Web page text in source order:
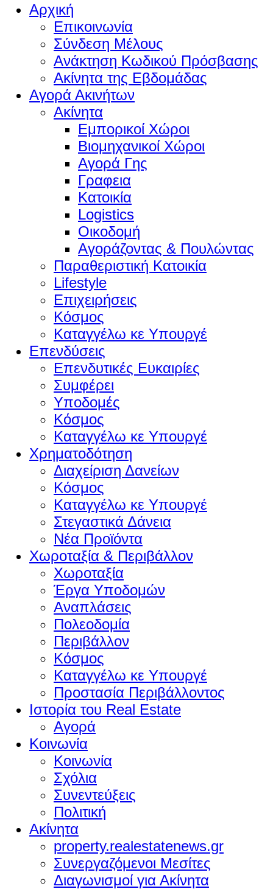
Αρχική
Επικοινωνία
Σύνδεση Μέλους
Ανάκτηση Κωδικού Πρόσβασης
Ακίνητα της Εβδομάδας
Αγορά Ακινήτων
Ακίνητα
Εμπορικοί Χώροι
Βιομηχανικοί Χώροι
Αγορά Γης
Γραφεια
Κατοικία
Logistics
Οικοδομή
Αγοράζοντας & Πουλώντας
Παραθεριστική Κατοικία
Lifestyle
Επιχειρήσεις
Κόσμος
Καταγγέλω κε Υπουργέ
Επενδύσεις
Επενδυτικές Ευκαιρίες
Συμφέρει
Υποδομές
Κόσμος
Καταγγέλω κε Υπουργέ
Χρηματοδότηση
Διαχείριση Δανείων
Κόσμος
Καταγγέλω κε Υπουργέ
Στεγαστικά Δάνεια
Νέα Προϊόντα
Χωροταξία & Περιβάλλον
Χωροταξία
Έργα Υποδομών
Αναπλάσεις
Πολεοδομία
Περιβάλλον
Κόσμος
Καταγγέλω κε Υπουργέ
Προστασία Περιβάλλοντος
Ιστορία του Real Estate
Αγορά
Κοινωνία
Κοινωνία
Σχόλια
Συνεντεύξεις
Πολιτική
Ακίνητα
property.realestatenews.gr
Συνεργαζόμενοι Μεσίτες
Διαγωνισμοί για Ακίνητα